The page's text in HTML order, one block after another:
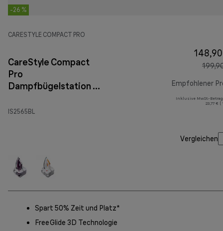
-26 %
CARESTYLE COMPACT PRO
CareStyle Compact
Pro
Dampfbügelstation IS
IS2565BL
Empfohlener
Inklusive MwSt.-
23,77 € (
Vergleichen
Spart 50% Zeit und Platz*
FreeGlide 3D Technologie